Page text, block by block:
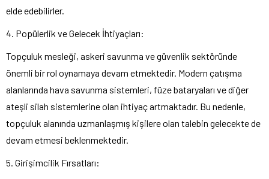
elde edebilirler.
4. Popülerlik ve Gelecek İhtiyaçları:
Topçuluk mesleği, askeri savunma ve güvenlik sektöründe
önemli bir rol oynamaya devam etmektedir. Modern çatışma
alanlarında hava savunma sistemleri, füze bataryaları ve diğer
ateşli silah sistemlerine olan ihtiyaç artmaktadır. Bu nedenle,
topçuluk alanında uzmanlaşmış kişilere olan talebin gelecekte de
devam etmesi beklenmektedir.
5. Girişimcilik Fırsatları: